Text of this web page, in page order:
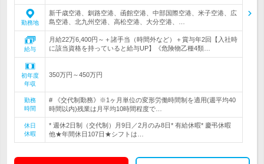
勤務地
新千歳空港、釧路空港、函館空港、中部国際空港、米子空港、広
島空港、北九州空港、高松空港、大分空港、…
給与
月給22万6,400円～＋諸手当（時間外など）＋賞与年2回【入社時
に該当資格を持っていると給与UP】《危険物乙種4類…
初年度
年収
350万円～450万円
勤務
時間
# 《交代制勤務》※1ヶ月単位の変形労働時間制を適用(週平均40
時間以内)残業は月平均10時間程度で…
休日
休暇
* 週休2日制（交代制）月9日／2月のみ8日* 有給休暇* 慶弔休暇
他★年間休日107日★シフトは…